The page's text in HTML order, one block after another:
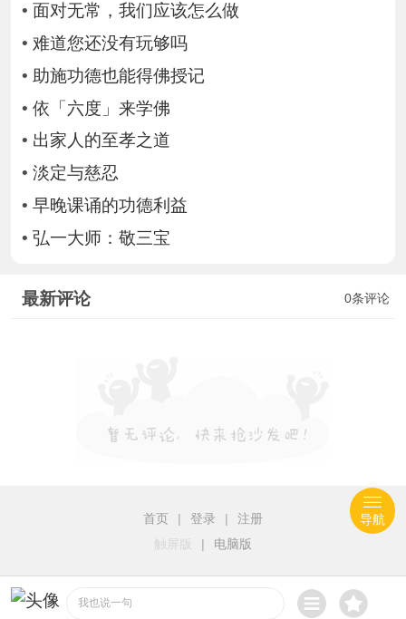
• 面对无常，我们应该怎么做
• 难道您还没有玩够吗
• 助施功德也能得佛授记
• 依「六度」来学佛
• 出家人的至孝之道
• 淡定与慈忍
• 早晚课诵的功德利益
• 弘一大师：敬三宝
0条评论
最新评论
我也说一句
首页 | 登录 |
注册
触屏版
| 电脑版
导航